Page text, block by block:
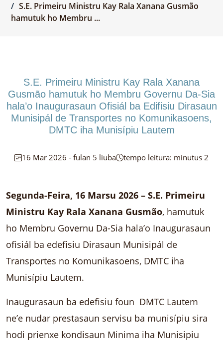
S.E. Primeiru Ministru Kay Rala Xanana Gusmão
hamutuk ho Membru ...
S.E. Primeiru Ministru Kay Rala Xanana
Gusmão hamutuk ho Membru Governu Da-Sia
hala’o Inaugurasaun Ofisiál ba Edifisiu Dirasaun
Munisipál de Transportes no Komunikasoens,
DMTC iha Munisípiu Lautem
16 Mar 2026 - fulan 5 liuba tempo leitura: minutus 2
Segunda-Feira, 16 Marsu 2026 – S.E. Primeiru
Ministru Kay Rala Xanana Gusmão, hamutuk
ho Membru Governu Da-Sia hala’o Inaugurasaun
ofisiál ba edefisiu Dirasaun Munisipál de
Transportes no Komunikasoens, DMTC iha
Munisípiu Lautem.
Inaugurasaun ba edefisiu foun DMTC Lautem
ne’e nudar prestasaun servisu ba munisípiu sira
hodi prienxe kondisaun Minima iha Munisipiu